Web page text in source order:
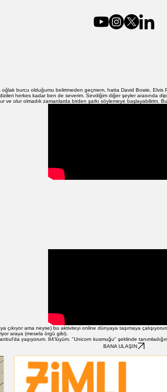
burcu olduğumu belirtmeden geçmem, hatta David Bowie,
herkes kadar ben de severim. Sevdiğim diğer şeyler arasında
olur olmadık zamanlarda birden şarkı söylemeye başlayabilirim.
ama neyse) bu aktiviteyi online dünyaya taşımaya
araya (mesela örgü gibi).
yaşıyorum. 84'lüyüm. "Unicorn kusmuğu" şeklinde
BANA ULAŞIN